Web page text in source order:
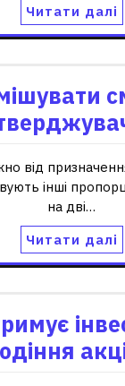
Читати далі
від
інші
на дві…
Читати далі